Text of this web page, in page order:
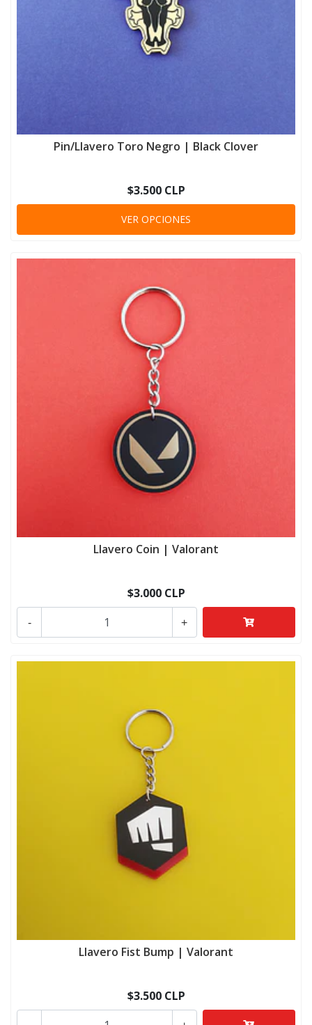
Pin/Llavero Toro Negro | Black Clover
$3.500 CLP
VER OPCIONES
Llavero Coin | Valorant
$3.000 CLP
+
-
Llavero Fist Bump | Valorant
$3.500 CLP